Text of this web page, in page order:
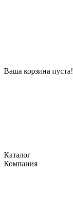
Ваша корзина пуста!
Каталог
Компания